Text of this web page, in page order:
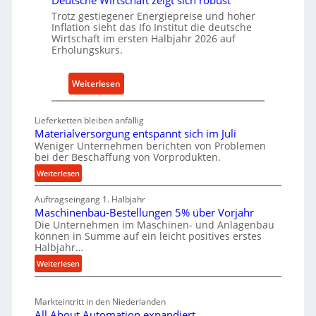
r
i
e
-
E
r
s
t
z
t
i
l
e
n
n
a
c
h
a
l
t
i
g
e
W
k
z
e
a
u
Trotz gestiegener Energiepreise und hoher
Inflation sieht das Ifo Institut die deutsche
Wirtschaft im ersten Halbjahr 2026 auf
Erholungskurs.
Weiterlesen:
D
u
t
s
h
e
W
s
h
Lieferketten bleiben anfällig
Materialversorgung entspannt sich im Juli
Weniger Unternehmen berichten von Problemen
bei der Beschaffung von Vorprodukten.
Weiterlesen:
M
a
t
e
r
i
a
l
e
Auftragseingang 1. Halbjahr
Maschinenbau-Bestellungen 5% über Vorjahr
Die Unternehmen im Maschinen- und Anlagenbau
können in Summe auf ein leicht positives erstes
Halbjahr…
Weiterlesen:
M
s
Markteintritt in den Niederlanden